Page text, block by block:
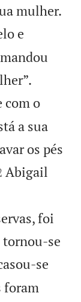
mulher.
e
com o
a sua
os pés
Abigail
foi
tornou-se
se
foram